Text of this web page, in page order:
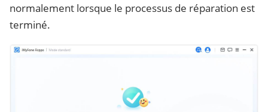
normalement lorsque le processus de réparation est
terminé.